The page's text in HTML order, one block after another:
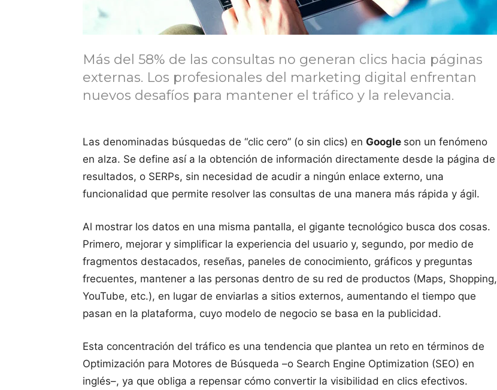
Más del 58% de las consultas no generan clics hacia páginas
externas. Los profesionales del marketing digital enfrentan
nuevos desafíos para mantener el tráfico y la relevancia.
Las denominadas búsquedas de “clic cero” (o sin clics) en Google son un fenómeno
en alza. Se define así a la obtención de información directamente desde la página de
resultados, o SERPs, sin necesidad de acudir a ningún enlace externo, una
funcionalidad que permite resolver las consultas de una manera más rápida y ágil.
Al mostrar los datos en una misma pantalla, el gigante tecnológico busca dos cosas.
Primero, mejorar y simplificar la experiencia del usuario y, segundo, por medio de
fragmentos destacados, reseñas, paneles de conocimiento, gráficos y preguntas
frecuentes, mantener a las personas dentro de su red de productos (Maps, Shopping,
YouTube, etc.), en lugar de enviarlas a sitios externos, aumentando el tiempo que
pasan en la plataforma, cuyo modelo de negocio se basa en la publicidad.
Esta concentración del tráfico es una tendencia que plantea un reto en términos de
Optimización para Motores de Búsqueda –o Search Engine Optimization (SEO) en
inglés–, ya que obliga a repensar cómo convertir la visibilidad en clics efectivos.